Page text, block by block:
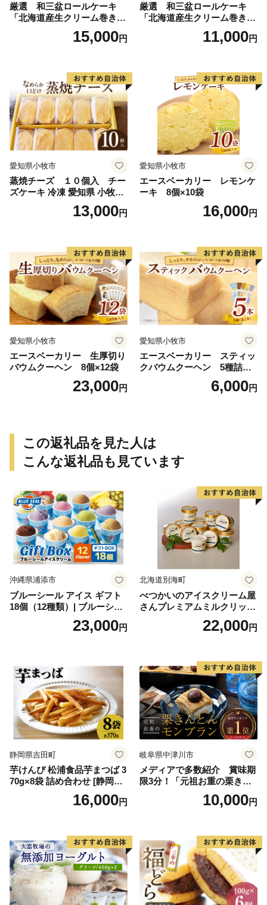
厳選 和三盆ロールケーキ
「北海道産生クリーム巻き」
または「北海道産粒あん巻
き」（サイズ：レギュラー）
凍 愛知県 小牧市 アンプチベ
アやぐま
15,000円
厳選 和三盆ロールケーキ
「北海道産生クリーム巻き」
または「北海道産粒あん巻
き」（サイズ：ハーフ） 和
知県 小牧市 アンプチベアや
11,000円
愛知県小牧市
蒸焼チーズ １０個入 チー
ズケーキ 冷凍 愛知県 小牧市
アンプチベアやぐま13,000円
愛知県小牧市
エースベーカリー レモンケ
ーキ 8個×10袋
16,000円
愛知県小牧市
エースベーカリー 生厚切り
バウムクーヘン 8個×12袋
23,000円
愛知県小牧市
エースベーカリー スティッ
クバウムクーヘン 5種詰合
せ バウムクーヘン バーム
クーヘン おやつ おかし スイ
6,000円
この返礼品を見た人は
こんな返礼品も見ています
沖縄県浦添市
ブルーシール アイス ギフト
18個（12種類）| ブルーシー
ルアイス ブルーシールアイ
スクリーム 着日指定可能 送
誕生日 カップ 詰め合わせ バ
ラエティ | バニラ チョコレー
ト ストロベリー ピスタチオ
バニラ＆クッキー ウベ 沖縄
紅イモ 塩ちんすこう 沖縄シ
ークヮーサー 沖縄黒糖 琉球
ロイヤルミルクティ 沖縄パ
イン
23,000円
北海道別海町
べつかいのアイスクリーム屋
さんプレミアムミルクリッチ
12個（AP-01）（ 北海道アイ
ス 北海道産アイス アイス ア
道産アイス 道産アイスクリ
ーム ギフト 詰合せ 詰め合わ
せ ふるさと納税 ）
22,000円
静岡県吉田町
芋けんぴ 松浦食品芋まつば 3
70g×8袋 詰め合わせ [静岡伊
勢丹(松浦食品) 静岡県 吉田町
22424274] 芋ケンピ セット
16,000円
岐阜県中津川市
メディアで多数紹介 賞味期
限3分！「元祖お重の栗きん
とんモンブラン」 【未来の
ご褒美】スイーツ 栗 モンブ
子 菓子 F4N-2298
10,000円